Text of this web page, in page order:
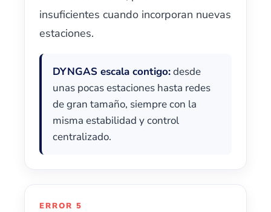
insuficientes cuando incorporan nuevas
estaciones.
DYNGAS escala contigo:desde
unas pocas estaciones hasta redes
de gran tamaño, siempre con la
misma estabilidad y control
centralizado.
ERROR 5